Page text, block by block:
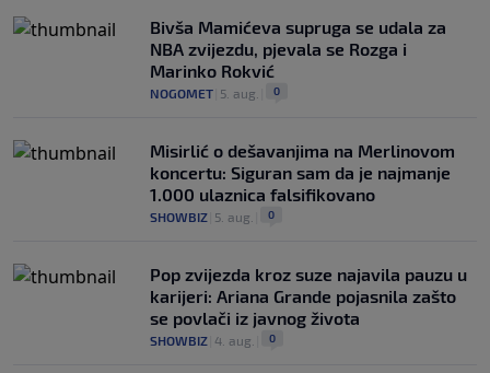
Bivša Mamićeva supruga se udala za
NBA zvijezdu, pjevala se Rozga i
Marinko Rokvić
NOGOMET 5. aug. 0
Misirlić o dešavanjima na Merlinovom
koncertu: Siguran sam da je najmanje
1.000 ulaznica falsifikovano
SHOWBIZ 5. aug. 0
Pop zvijezda kroz suze najavila pauzu u
karijeri: Ariana Grande pojasnila zašto
se povlači iz javnog života
SHOWBIZ 4. aug. 0